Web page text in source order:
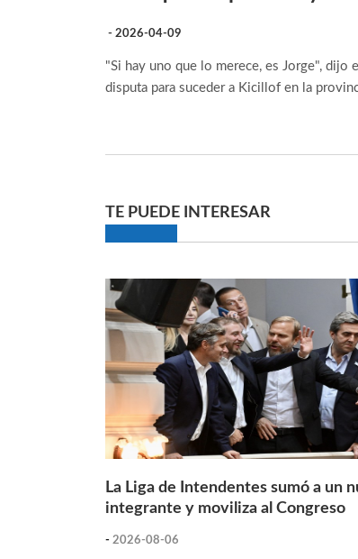
- 2026-04-09
"Si hay uno que lo merece, es Jorge", dijo
disputa para suceder a Kicillof en la
TE PUEDE INTERESAR
La Liga de Intendentes sumó a un
integrante y moviliza al Congreso
- 2026-08-06